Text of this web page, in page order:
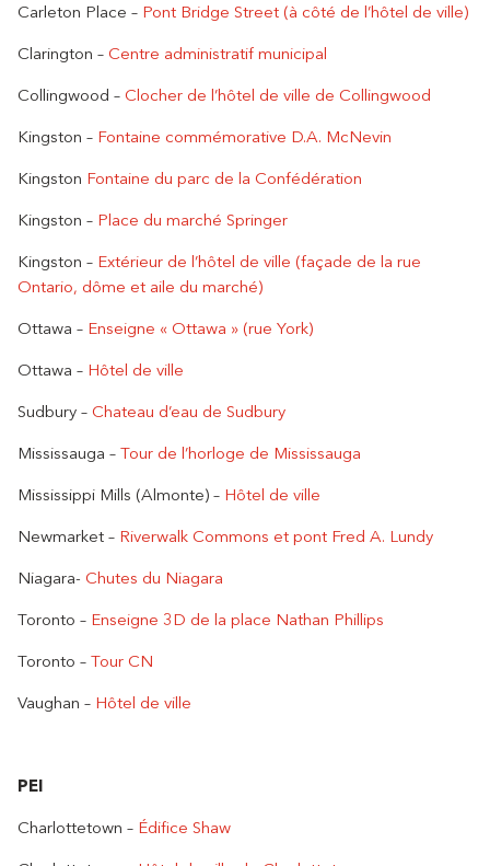
Carleton Place – Pont Bridge Street (à côté de l’hôtel de ville)
Clarington – Centre administratif municipal
Collingwood – Clocher de l’hôtel de ville de Collingwood
Kingston – Fontaine commémorative D.A. McNevin
Kingston Fontaine du parc de la Confédération
Kingston – Place du marché Springer
Kingston – Extérieur de l’hôtel de ville (façade de la rue
Ontario, dôme et aile du marché)
Ottawa – Enseigne « Ottawa » (rue York)
Ottawa – Hôtel de ville
Sudbury – Chateau d’eau de Sudbury
Mississauga – Tour de l’horloge de Mississauga
Mississippi Mills (Almonte) – Hôtel de ville
Newmarket – Riverwalk Commons et pont Fred A. Lundy
Niagara- Chutes du Niagara
Toronto – Enseigne 3D de la place Nathan Phillips
Toronto – Tour CN
Vaughan – Hôtel de ville
PEI
Charlottetown – Édifice Shaw